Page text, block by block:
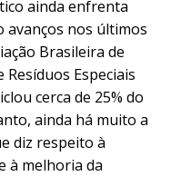
ainda enfrenta
avanços nos últimos
Brasileira de
Resíduos Especiais
cerca de 25% do
ainda há muito a
diz respeito à
à melhoria da